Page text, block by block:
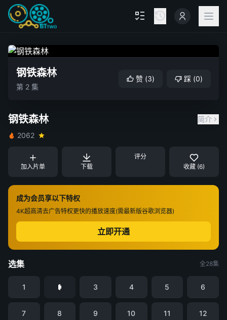
钢铁森林
第 2 集
赞 (3) 踩 (0)
钢铁森林
简介
2062
加入片单 下载
评分
收藏 (6)
成为会员享以下特权
4K超高清去广告特权更快的播放速度(需最新版谷歌浏览器)
立即开通
选集 全28集
1 3 4 5 6
7 8 9 10 11 12